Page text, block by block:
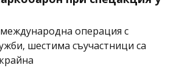
операция с
шестима съучастници са